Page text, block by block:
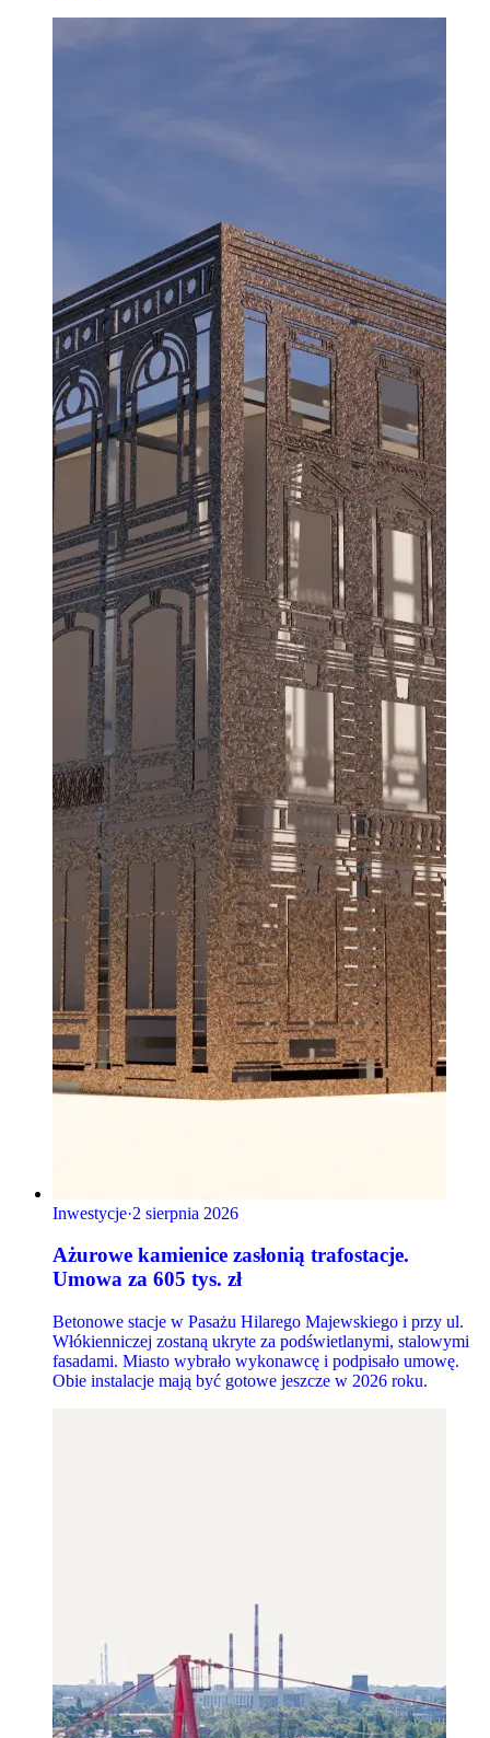
Inwestycje·2 sierpnia 2026
Ażurowe kamienice zasłonią trafostacje.
Umowa za 605 tys. zł
Betonowe stacje w Pasażu Hilarego Majewskiego i przy ul.
Włókienniczej zostaną ukryte za podświetlanymi, stalowymi
fasadami. Miasto wybrało wykonawcę i podpisało umowę.
Obie instalacje mają być gotowe jeszcze w 2026 roku.